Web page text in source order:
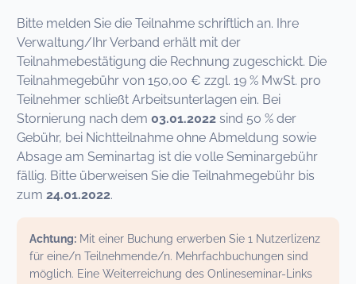
Bitte melden Sie die Teilnahme schriftlich an. Ihre
Verwaltung/Ihr Verband erhält mit der
Teilnahmebestätigung die Rechnung zugeschickt. Die
Teilnahmegebühr von 150,00 € zzgl. 19 % MwSt. pro
Teilnehmer schließt Arbeitsunterlagen ein. Bei
Stornierung nach dem 03.01.2022 sind 50 % der
Gebühr, bei Nichtteilnahme ohne Abmeldung sowie
Absage am Seminartag ist die volle Seminargebühr
fällig. Bitte überweisen Sie die Teilnahmegebühr bis
zum 24.01.2022.
Achtung: Mit einer Buchung erwerben Sie 1 Nutzerlizenz
für eine/n Teilnehmende/n. Mehrfachbuchungen sind
möglich. Eine Weiterreichung des Onlineseminar-Links